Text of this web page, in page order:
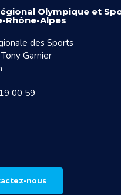
Olympique et
Rhône-Alpes
des Sports
Garnier
00 59
nous